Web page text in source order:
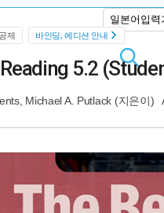
일본어입력
제 바인딩, 에디션 안내
5.2
Michael A. Putlack (지은이)